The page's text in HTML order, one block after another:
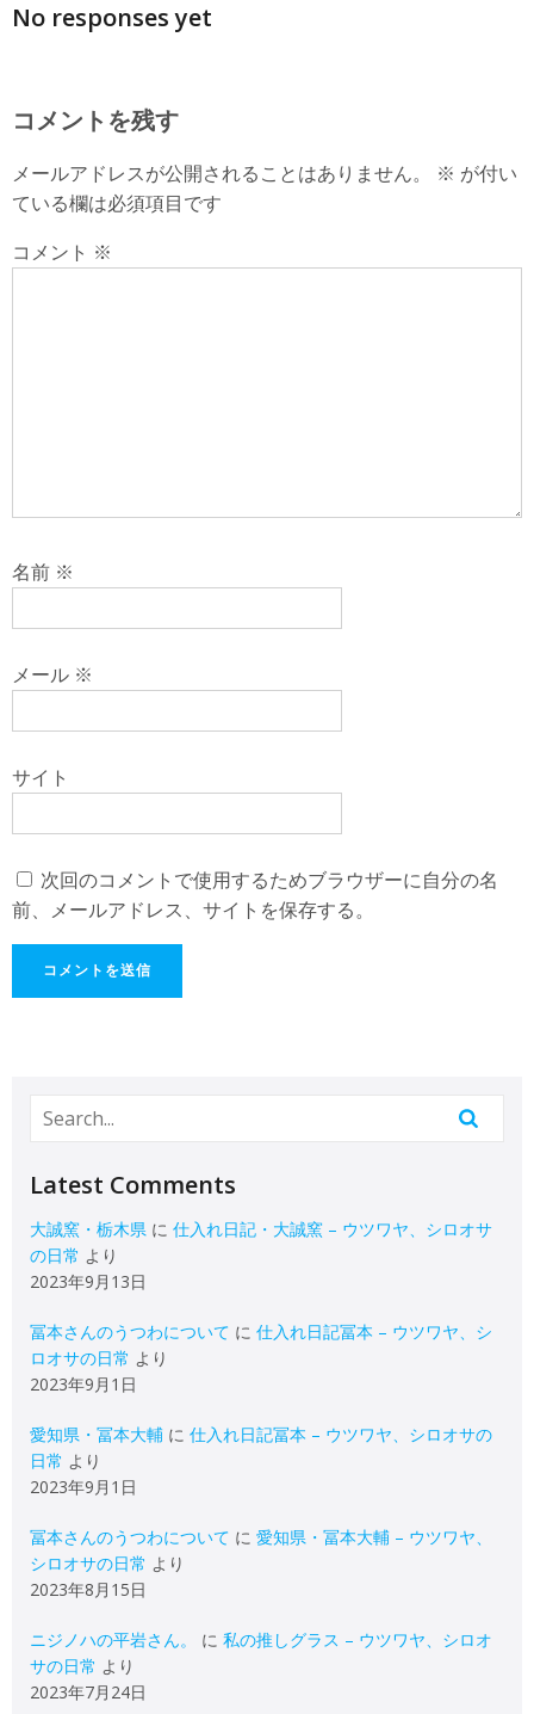
No responses yet
コメントを残す
メールアドレスが公開されることはありません。 ※ が付い
ている欄は必須項目です
コメント ※
名前 ※
メール ※
サイト
次回のコメントで使用するためブラウザーに自分の名
前、メールアドレス、サイトを保存する。
Latest Comments
大誠窯・栃木県 に 仕入れ日記・大誠窯 – ウツワヤ、シロオサ
の日常 より
2023年9月13日
冨本さんのうつわについて に 仕入れ日記冨本 – ウツワヤ、シ
ロオサの日常 より
2023年9月1日
愛知県・冨本大輔 に 仕入れ日記冨本 – ウツワヤ、シロオサの
日常 より
2023年9月1日
冨本さんのうつわについて に 愛知県・冨本大輔 – ウツワヤ、
シロオサの日常 より
2023年8月15日
ニジノハの平岩さん。 に 私の推しグラス – ウツワヤ、シロオ
サの日常 より
2023年7月24日